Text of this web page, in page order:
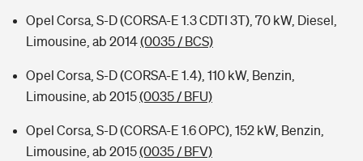
Opel Corsa, S-D (CORSA-E 1.3 CDTI 3T), 70 kW, Diesel,
Limousine, ab 2014(0035 / BCS)
Opel Corsa, S-D (CORSA-E 1.4), 110 kW, Benzin,
Limousine, ab 2015(0035 / BFU)
Opel Corsa, S-D (CORSA-E 1.6 OPC), 152 kW, Benzin,
Limousine, ab 2015(0035 / BFV)